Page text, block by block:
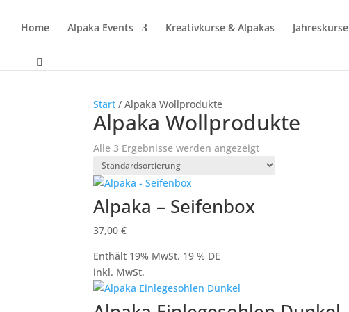
Home Alpaka Events Kreativkurse & Alpakas Jahreskurse
Start / Alpaka Wollprodukte
Alpaka Wollprodukte
Alle 3 Ergebnisse werden angezeigt
Alpaka – Seifenbox
37,00€
Enthält 19% MwSt. 19 % DE
inkl. MwSt.